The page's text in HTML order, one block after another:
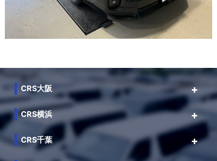
CRS大阪
CRS横浜
CRS千葉